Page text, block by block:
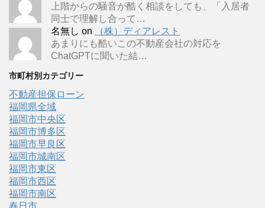
上階からの騒音が酷く相談をしても、「入居者
同士で理解し合って…
名無し on
（株）ディアレスト
あまりにも酷いこの不動産会社の対応を
ChatGPTに聞いた結…
市町村別カテゴリー
不動産担保ローン
福岡県全域
福岡市中央区
福岡市博多区
福岡市早良区
福岡市城南区
福岡市東区
福岡市西区
福岡市南区